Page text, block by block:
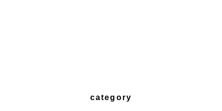
category